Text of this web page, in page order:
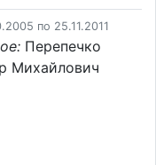
по 25.11.2011
Перепечко
Михайлович